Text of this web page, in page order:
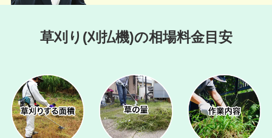
草刈り(刈払機)の相場料金目安